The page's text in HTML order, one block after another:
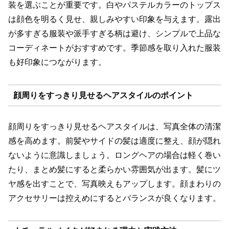
装を選ぶことが重要です。白やパステルカラーのトップス
は顔色を明るく見せ、親しみやすい印象を与えます。露出
が多すぎる服装や派手すぎる柄は避け、シンプルで上品な
コーディネートがおすすめです。季節感を取り入れた服装
も好印象につながります。
顔周りをすっきり見せるヘアスタイルのポイント
顔周りをすっきり見せるヘアスタイルは、写真全体の清潔
感を高めます。前髪やサイドの髪は適度に整え、顔が隠れ
ないように意識しましょう。ロングヘアの場合は軽く巻い
たり、まとめ髪にすると柔らかい雰囲気が出ます。髪にツ
ヤ感を出すことで、写真映えもアップします。顔まわりの
アクセサリーは控えめにするとバランスが良くなります。